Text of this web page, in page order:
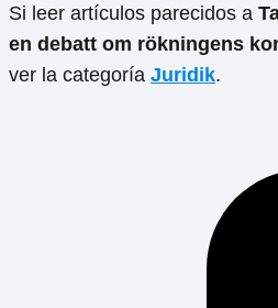
Si leer artículos parecidos a
en debatt om rökningens
ver la categoría Juridik.